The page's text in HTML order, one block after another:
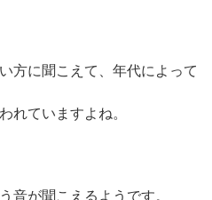
方に聞こえて、年代によって
れていますよね。
音が聞こえるようです。